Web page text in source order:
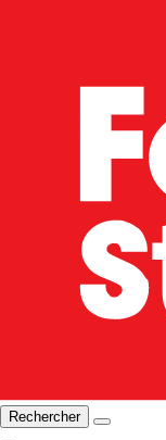
Rechercher